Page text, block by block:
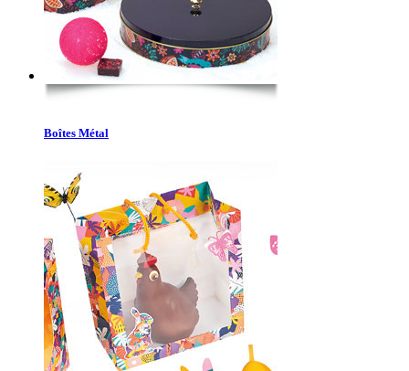
Boîtes Métal